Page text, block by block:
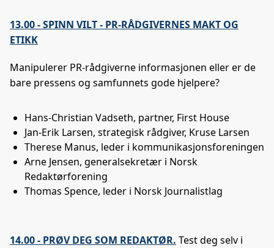
13.00 - SPINN VILT - PR-RÅDGIVERNES MAKT OG
ETIKK
Manipulerer PR-rådgiverne informasjonen eller er de
bare pressens og samfunnets gode hjelpere?
Hans-Christian Vadseth, partner, First House
Jan-Erik Larsen, strategisk rådgiver, Kruse Larsen
Therese Manus, leder i kommunikasjonsforeningen
Arne Jensen, generalsekretær i Norsk
Redaktørforening
Thomas Spence, leder i Norsk Journalistlag
14.00 - PRØV DEG SOM REDAKTØR. Test deg selv i